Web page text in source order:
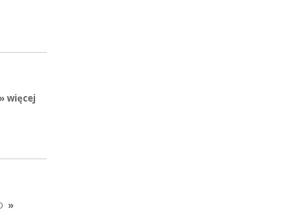
więcej
»